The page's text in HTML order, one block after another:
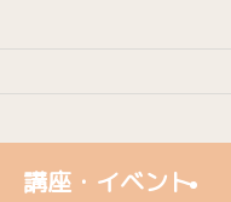
講座・イベント